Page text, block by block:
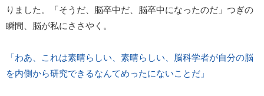
りました。「そうだ、脳卒中だ、脳卒中になったのだ」つぎの
瞬間、脳が私にささやく。
「わあ、これは素晴らしい、素晴らしい、脳科学者が自分の脳
を内側から研究できるなんてめったにないことだ」